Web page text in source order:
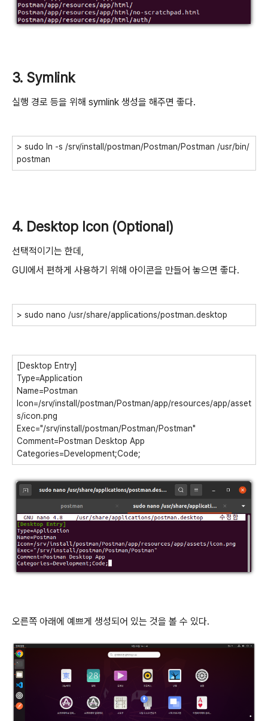
3. Symlink
실행 경로 등을 위해 symlink 생성을 해주면 좋다.
> sudo ln -s /srv/install/postman/Postman/Postman /usr/bin/
postman
4. Desktop Icon (Optional)
선택적이기는 한데,
GUI에서 편하게 사용하기 위해 아이콘을 만들어 놓으면 좋다.
> sudo nano /usr/share/applications/postman.desktop
[Desktop Entry]
Type=Application
Name=Postman
Icon=/srv/install/postman/Postman/app/resources/app/asset
s/icon.png
Exec="/srv/install/postman/Postman/Postman"
Comment=Postman Desktop App
Categories=Development;Code;
오른쪽 아래에 예쁘게 생성되어 있는 것을 볼 수 있다.